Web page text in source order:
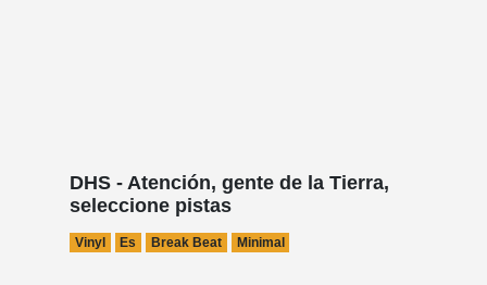
DHS - Atención, gente de la Tierra,
seleccione pistas
Vinyl Es Break Beat Minimal